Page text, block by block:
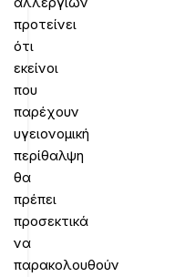
προτείνει
ότι
εκείνοι
που
παρέχουν
υγειονομική
περίθαλψη
θα
πρέπει
προσεκτικά
να
παρακολουθούν